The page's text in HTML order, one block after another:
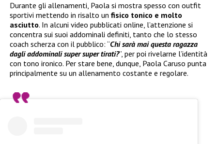
Durante gli allenamenti, Paola si mostra spesso con outfit
sportivi mettendo in risalto un fisico tonico e molto
asciutto. In alcuni video pubblicati online, l’attenzione si
concentra sui suoi addominali definiti, tanto che lo stesso
coach scherza con il pubblico: “Chi sarà mai questa ragazza
dagli addominali super super tirati?”, per poi rivelarne l’identità
con tono ironico. Per stare bene, dunque, Paola Caruso punta
principalmente su un allenamento costante e regolare.